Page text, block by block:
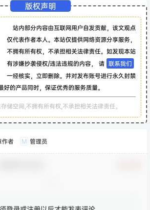
版权声明
站内部分内容由互联网用户自发贡献，该文观点
仅代表作者本人。本站仅提供网络资源分享服务，
不拥有所有权，不承担相关法律责任。如发现本站
有涉嫌抄袭侵权/违法违规的内容， 请 联系我们
一经核实，立即删除。并对发布账号进行永久封禁
好的产品同时，保证优秀的服务质量。
储空间,不拥有所有权,不承担相关法律责任。
作者 M 管理员